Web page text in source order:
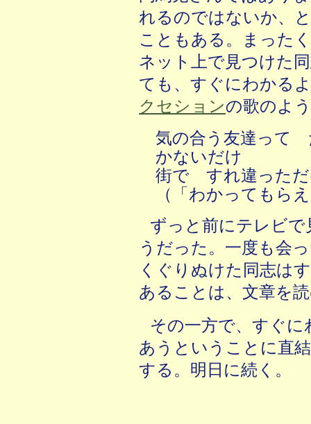
れるのではないか、
こともある。まった
ネット上で見つけた
ても、すぐにわかる
クセションの歌のよ
気の合う友達って
かないだけ
街で すれ違っただ
（「わかってもら
ずっと前にテレビ
うだった。一度も会
くぐりぬけた同志は
あることは、文章を
その一方で、すぐ
あうということに直
する。明日に続く。